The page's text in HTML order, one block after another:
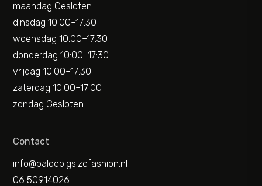
maandag Gesloten
dinsdag 10:00–17:30
woensdag 10:00–17:30
donderdag 10:00–17:30
vrijdag 10:00–17:30
zaterdag 10:00–17:00
zondag Gesloten
Contact
info@baloebigsizefashion.nl
06 50914026